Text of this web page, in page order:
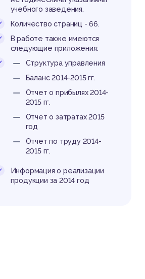
учебного заведения.
Количество страниц - 66.
В работе также имеются
следующие приложения:
Структура управления
Баланс 2014-2015 гг.
Отчет о прибылях 2014-
2015 гг.
Отчет о затратах 2015
год
Отчет по труду 2014-
2015 гг.
Информация о реализации
продукции за 2014 год